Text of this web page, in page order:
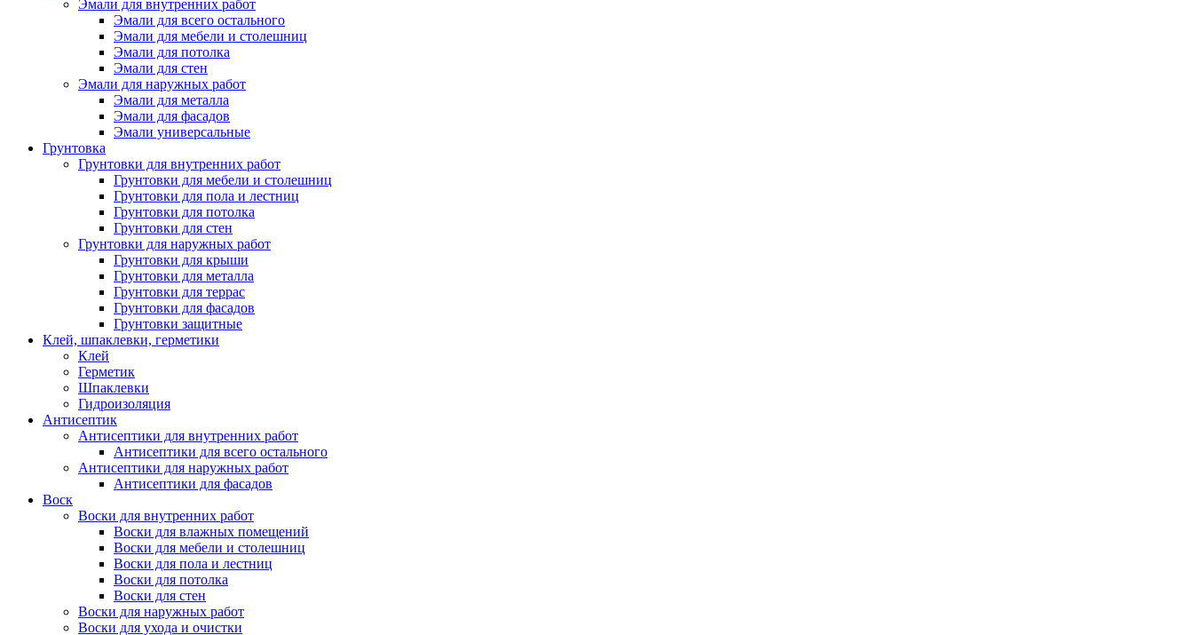
Эмали для внутренних работ
Эмали для всего остального
Эмали для мебели и столешниц
Эмали для потолка
Эмали для стен
Эмали для наружных работ
Эмали для металла
Эмали для фасадов
Эмали универсальные
Грунтовка
Грунтовки для внутренних работ
Грунтовки для мебели и столешниц
Грунтовки для пола и лестниц
Грунтовки для потолка
Грунтовки для стен
Грунтовки для наружных работ
Грунтовки для крыши
Грунтовки для металла
Грунтовки для террас
Грунтовки для фасадов
Грунтовки защитные
Клей, шпаклевки, герметики
Клей
Герметик
Шпаклевки
Гидроизоляция
Антисептик
Антисептики для внутренних работ
Антисептики для всего остального
Антисептики для наружных работ
Антисептики для фасадов
Воск
Воски для внутренних работ
Воски для влажных помещений
Воски для мебели и столешниц
Воски для пола и лестниц
Воски для потолка
Воски для стен
Воски для наружных работ
Воски для ухода и очистки